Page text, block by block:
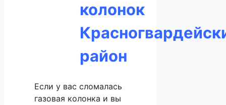
колонок
район
Если у вас сломалась
газовая колонка и вы